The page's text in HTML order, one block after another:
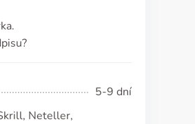
5-9 dní
Neteller,